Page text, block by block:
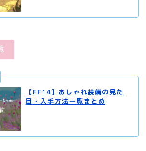
【FF14】おしゃれ装備の見た
目・入手方法一覧まとめ